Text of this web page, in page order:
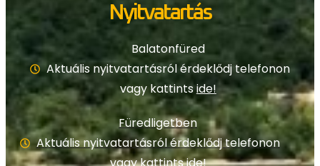
Nyitvatartás
Balatonfüred
Aktuális nyitvatartásról érdeklődj telefonon
vagy kattintside!
Füredligetben
Aktuális nyitvatartásról érdeklődj telefonon
vagy kattintside!